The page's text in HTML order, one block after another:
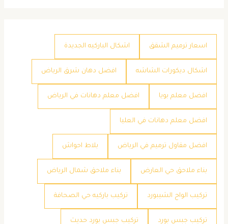
اسعار ترميم الشقق اشكال الباركيه الجديدة
اشكال ديكورات الشاشه افضل دهان شرق الرياض
افضل معلم بويا افضل معلم دهانات في الرياض
افضل معلم دهانات في العليا
افضل مقاول ترميم في الرياض بلاط احواش
بناء ملاحق حي العارض بناء ملاحق شمال الرياض
تركيب الواح الشيبورد تركيب باركيه حي الصحافة
تركيب جبس بورد تركيب جبس بورد حديث